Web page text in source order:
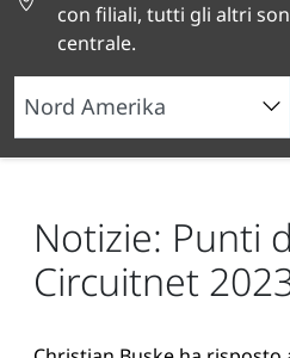
con filiali, tutti gli altri
centrale.
Notizie e testimonianze
Notizie: Punti di vista di
Notizie: Punti
Circuitnet